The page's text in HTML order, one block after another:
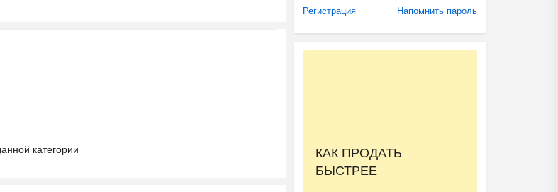
категории
Регистрация Напомнить пароль
КАК ПРОДАТЬ
БЫСТРЕЕ